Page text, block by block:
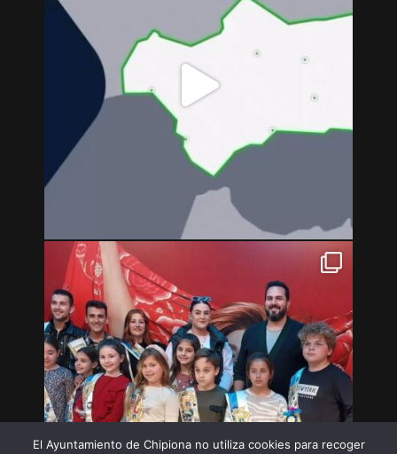
El Ayuntamiento de Chipiona no utiliza cookies para recoger